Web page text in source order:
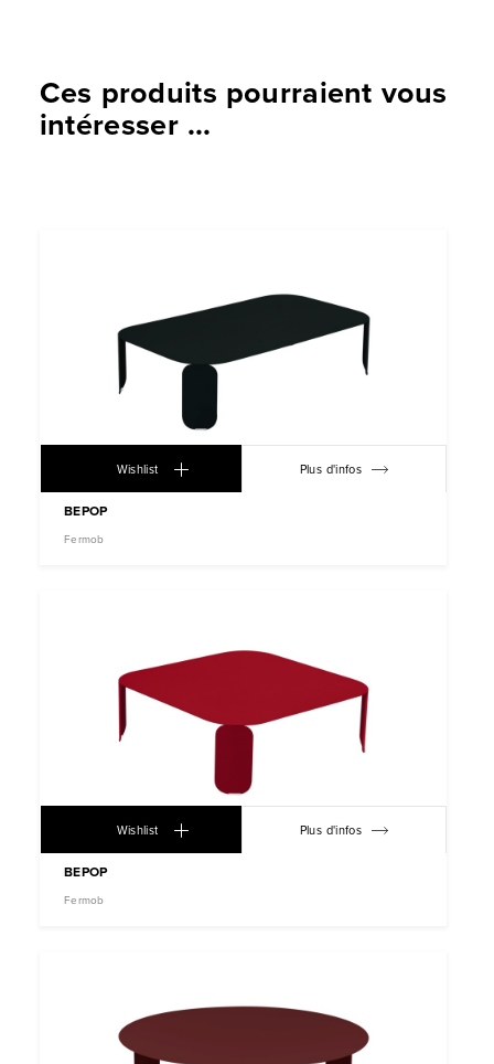
Ces produits pourraient vous
intéresser ...
Wishlist Plus d'infos
BEPOP
Fermob
Wishlist Plus d'infos
BEPOP
Fermob